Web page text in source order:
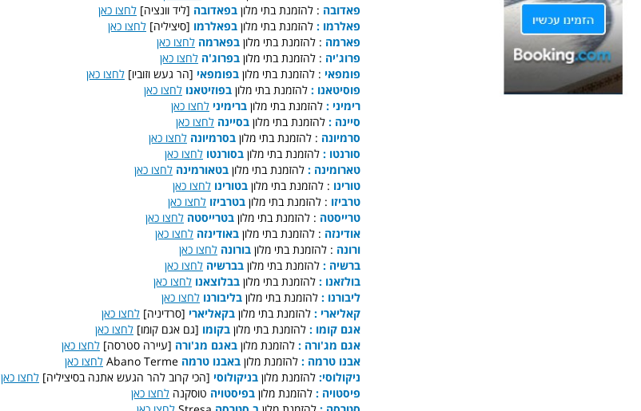
פאדובה : להזמנת בתי מלון בפאדובה [ליד וונציה] לחצו כאן
פאלרמו : להזמנת בתי מלון בפאלרמו [סיציליה] לחצו כאן
פארמה : להזמנת בתי מלון בפארמה לחצו כאן
פרוג'יה : להזמנת בתי מלון בפרוג'ה לחצו כאן
פומפאי : להזמנת בתי מלון בפומפאי [הר געש וזוביו] לחצו כאן
פוסיטאנו : להזמנת בתי מלון בפוזיטאנו לחצו כאן
רימיני : להזמנת בתי מלון ברימיני לחצו כאן
סיינה : להזמנת בתי מלון בסיינה לחצו כאן
סרמיונה : להזמנת בתי מלון בסרמיונה לחצו כאן
סורנטו : להזמנת בתי מלון בסורנטו לחצו כאן
טארומינה : להזמנת בתי מלון בטאורמינה לחצו כאן
טורינו : להזמנת בתי מלון בטורינו לחצו כאן
טרביזו : להזמנת בתי מלון בטרביזו לחצו כאן
טרייסטה : להזמנת בתי מלון בטרייסטה לחצו כאן
אודינזה : להזמנת בתי מלון באודינזה לחצו כאן
ורונה : להזמנת בתי מלון בורונה לחצו כאן
ברשיה : להזמנת בתי מלון בברשיה לחצו כאן
בולזאנו : להזמנת בתי מלון בבלוצאנו לחצו כאן
ליבורנו : להזמנת בתי מלון בליבורנו לחצו כאן
קאליארי : להזמנת בתי מלון בקאליארי [סרדיניה] לחצו כאן
אגם קומו : להזמנת בתי מלון בקומו [גם אגם קומו] לחצו כאן
אגם מג'ורה : להזמנת מלון באגם מג'ורה [עיירה סטרסה] לחצו כאן
אבנו טרמה : להזמנת מלון באבנו טרמה
לחצו כאן
ניקולוסי: להזמנת מלון בניקולוסי [הכי קרוב להר הגעש אתנה בסיציליה] לחצו כאן
פיסטויה : להזמנת מלון בפיסטויה טוסקנה לחצו כאן